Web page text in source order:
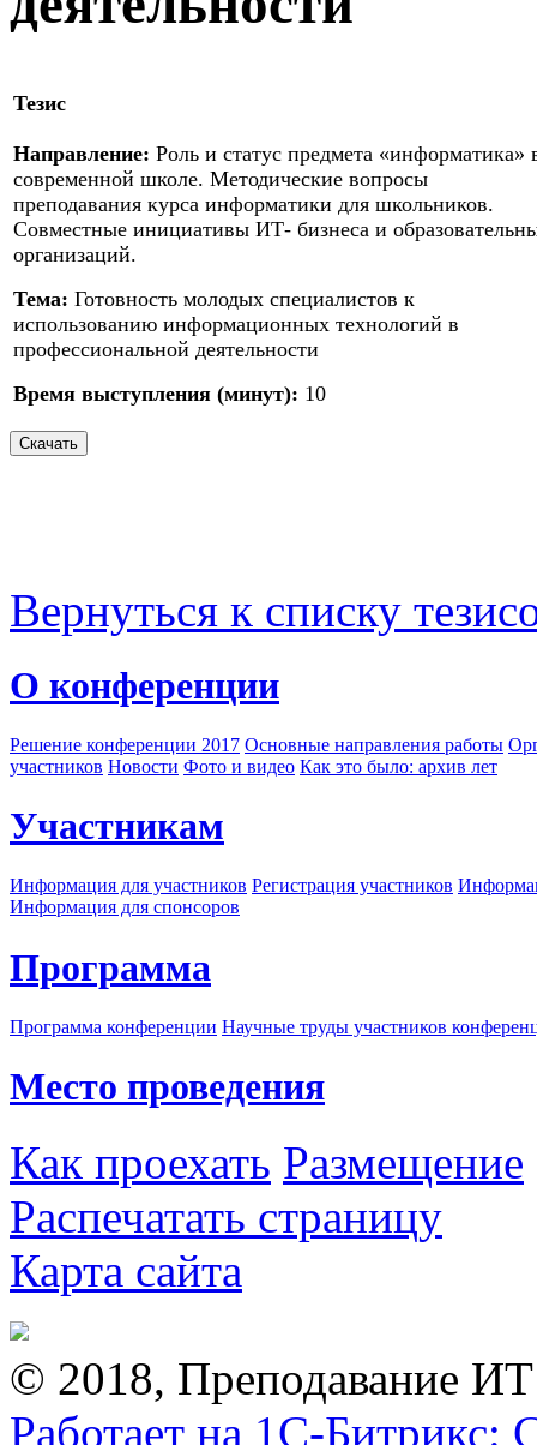
Тезис
Направление: Роль и статус предмета «информатика»
современной школе. Методические вопросы
преподавания курса информатики для школьников.
Совместные инициативы ИТ- бизнеса и
организаций.
Тема: Готовность молодых специалистов к
использованию информационных технологий в
профессиональной деятельности
Время выступления (минут): 10
Вернуться к списку
О конференции
Решение конференции 2017 Основные направления работы
участников Новости Фото и видео Как это было: архив лет
Участникам
Информация для участников Регистрация участников
Информация для спонсоров
Программа
Программа конференции Научные труды участников
Место проведения
Как проехать Размещение
Распечатать страницу
Карта сайта
© 2018, Преподавание
Работает на 1С-Битрикс: